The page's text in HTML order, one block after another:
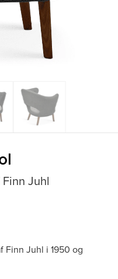
Juhl
Finn Juhl i 1950 og